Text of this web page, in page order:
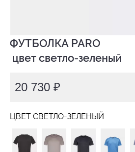
ФУТБОЛКА PARO
цвет светло-зеленый
20 730 ₽
ЦВЕТ СВЕТЛО-ЗЕЛЕНЫЙ